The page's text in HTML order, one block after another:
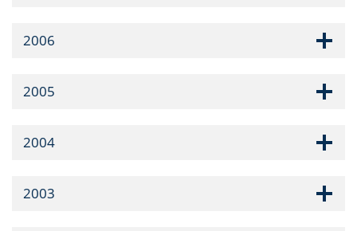
2006
2005
2004
2003